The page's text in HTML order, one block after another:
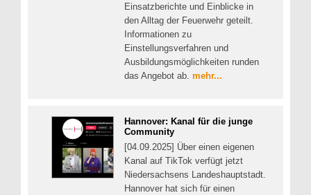
Einsatzberichte und Einblicke in
den Alltag der Feuerwehr geteilt.
Informationen zu
Einstellungsverfahren und
Ausbildungsmöglichkeiten runden
das Angebot ab. mehr...
Hannover: Kanal für die junge
Community
[04.09.2025] Über einen eigenen
Kanal auf TikTok verfügt jetzt
Niedersachsens Landeshauptstadt.
Hannover hat sich für einen